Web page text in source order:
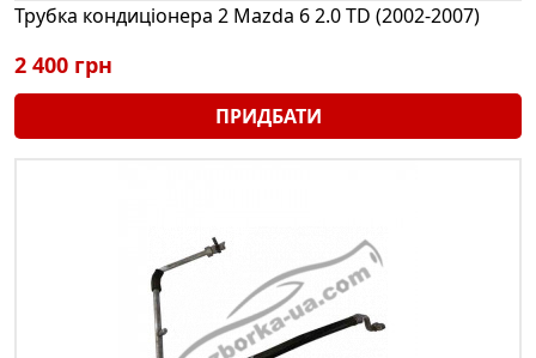
Трубка кондиціонера 2 Mazda 6 2.0 TD (2002-2007)
2 400 грн
ПРИДБАТИ